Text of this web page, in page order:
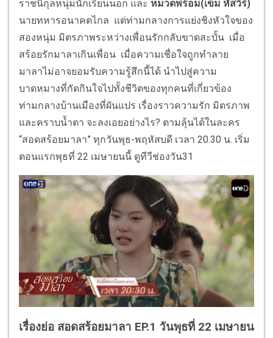
ราชนิกุลหนุ่มนักเรียนนอก และ หมวดพร้อม(เข้ม หัสวีร์)
นายทหารอนาคตไกล แต่ท่ามกลางการแย่งชิงหัวใจของ
สองหนุ่ม มิตรภาพระหว่างเพื่อนรักกลับขาดสะบั้น เมื่อ
สร้อยรักมาลาเกินเพื่อน เมื่อความเชื่อใจถูกทำลาย
มาลาไม่อาจยอมรับความรู้สึกนี้ได้ นำไปสู่ความ
บาดหมางที่กัดกินใจไปทั้งชีวิตของทุกคนที่เกี่ยวข้อง
ท่ามกลางบ้านเมืองที่ผันแปร เรื่องราวความรัก มิตรภาพ
และคราบน้ำตา จะลงเอยอย่างไร? ตามลุ้นได้ในละคร
“สอดสร้อยมาลา” ทุกวันพุธ-พฤหัสบดี เวลา 20.30 น. เริ่ม
ตอนแรกพุธที่ 22 เมษายนนี้ ดูทีวีช่องวัน31
เรื่องย่อ สอดสร้อยมาลา EP.1 วันพุธที่ 22 เมษายน